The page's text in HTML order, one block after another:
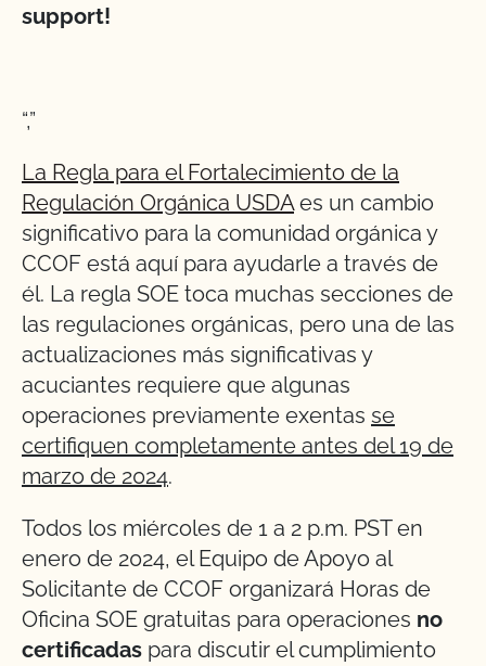
support!
“,”
La Regla para el Fortalecimiento de la
Regulación Orgánica USDAes un cambio
significativo para la comunidad orgánica y
CCOF está aquí para ayudarle a través de
él. La regla SOE toca muchas secciones de
las regulaciones orgánicas, pero una de las
actualizaciones más significativas y
acuciantes requiere que algunas
operaciones previamente exentas se
certifiquen completamente antes del 19 de
marzo de 2024.
Todos los miércoles de 1 a 2 p.m. PST en
enero de 2024, el Equipo de Apoyo al
Solicitante de CCOF organizará Horas de
Oficina SOE gratuitas para operaciones no
certificadas para discutir el cumplimiento